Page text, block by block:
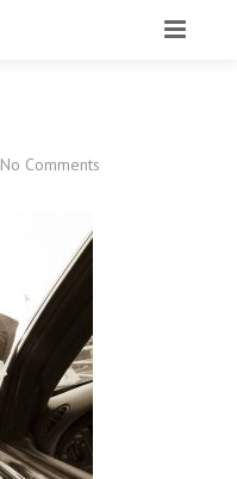
No Comments